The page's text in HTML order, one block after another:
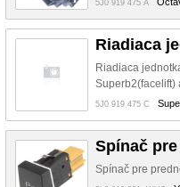
5J0 919 475 A
Riadiaca
Riadiaca
Superb2(facelift)
5J0 919 475 C
Spínač
Spínač pre